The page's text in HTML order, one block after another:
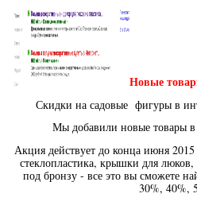
Новые
Скидки на садовые фигуры в
Мы добавили новые товары
Акция действует до конца июня 2015
стеклопластика, крышки для
под бронзу - все это вы сможете
30%, 40%,